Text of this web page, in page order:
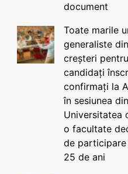
document
Toate marile
generaliste
creșteri
candidați
confirmați la
în sesiunea
Universitatea
o facultate
de
25 de ani